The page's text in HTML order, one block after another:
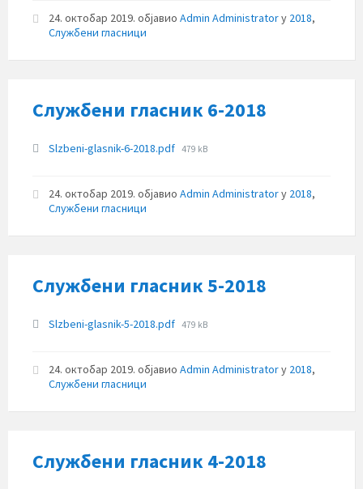
24. октобар 2019. објавио Admin Administratorу 2018,
Службени гласници
Службени гласник 6-2018
Прилози
Slzbeni-glasnik-6-2018.pdf File
479 kB
24. октобар 2019. објавио Admin Administratorу 2018,
Службени гласници
Службени гласник 5-2018
Прилози
Slzbeni-glasnik-5-2018.pdf File
479 kB
24. октобар 2019. објавио Admin Administratorу 2018,
Службени гласници
Службени гласник 4-2018